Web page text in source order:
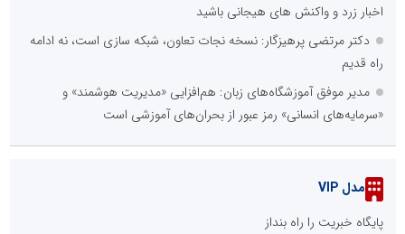
اخبار زرد و واکنش های هیجانی باشید
دکتر مرتضی پرهیزگار: نسخه نجات تعاون، شبکه سازی است، نه ادامه
راه قدیم
مدیر موفق آموزشگاه‌های زبان: هم‌افزایی «مدیریت هوشمند» و
«سرمایه‌های انسانی» رمز عبور از بحران‌های آموزشی است
مدل VIP
پایگاه خبریت را راه بنداز